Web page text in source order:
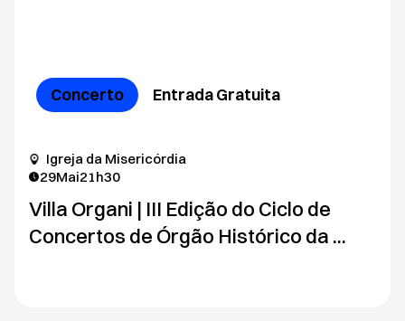
Concerto Entrada Gratuita
Igreja da Misericórdia
29Mai21h30
Villa Organi | III Edição do Ciclo de
Concertos de Órgão Histórico da ...